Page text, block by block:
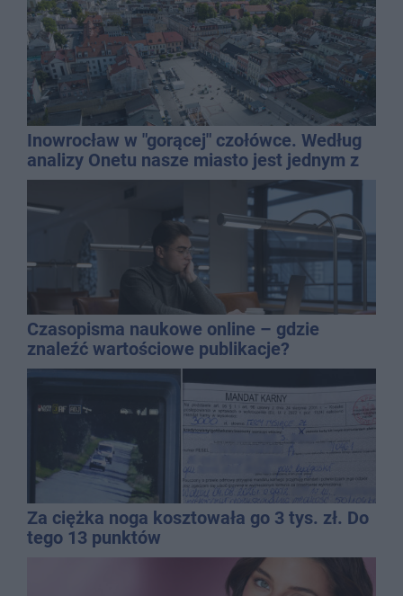
Inowrocław w "gorącej" czołówce. Według
analizy Onetu nasze miasto jest jednym z
najbardziej narażonych na upały
Czasopisma naukowe online – gdzie
znaleźć wartościowe publikacje?
Za ciężka noga kosztowała go 3 tys. zł. Do
tego 13 punktów